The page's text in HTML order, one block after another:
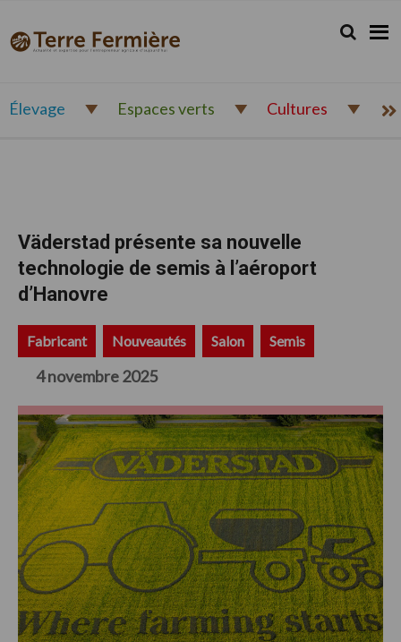
navigation
contenu
principal
pied
de
Terre
Fermière
Actualité
et
pour
Élevage Espaces verts Cultures
Väderstad présente sa nouvelle
technologie de semis à l’aéroport
d’Hanovre
Fabricant Nouveautés Salon Semis
4 novembre 2025